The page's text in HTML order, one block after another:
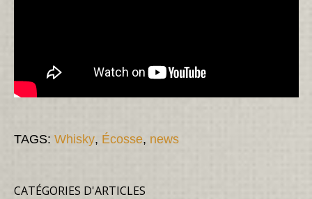
TAGS: Whisky, Écosse, news
CATÉGORIES D'ARTICLES